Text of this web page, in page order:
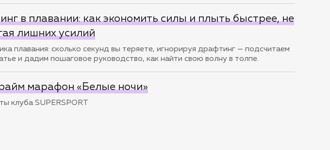
в плавании: как экономить силы и плыть быстрее, не
лишних усилий
плавания: сколько секунд вы теряете, игнорируя драфтинг — подсчитаем
и дадим пошаговое руководство, как найти свою волну в толпе.
марафон «Белые ночи»
клуба SUPERSPORT